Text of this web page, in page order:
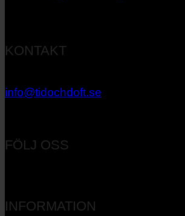
KONTAKT
info@tidochdoft.se
FÖLJ OSS
INFORMATION